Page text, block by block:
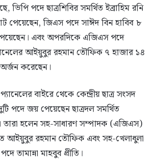
ভিপি পদে ছাত্রশিবির সমর্থিত ইব্রাহিম রনি
পেয়েছেন, জিএস পদে সাঈদ বিন হাবিব ৮
এবং অপরদিকে এজিএস পদে
আইয়ুবুর রহমান তৌফিক ৭ হাজার ১৪
করেছেন।
বাইরে থেকে কেন্দ্রীয় ছাত্র সংসদ
পদে জয় পেয়েছেন ছাত্রদল সমর্থিত
তারা হলেন সহ-সাধারণ সম্পাদক (এজিএস)
আইয়ুবুর রহমান তৌফিক এবং সহ-খেলাধুলা
তামান্না মাহবুব প্রীতি।